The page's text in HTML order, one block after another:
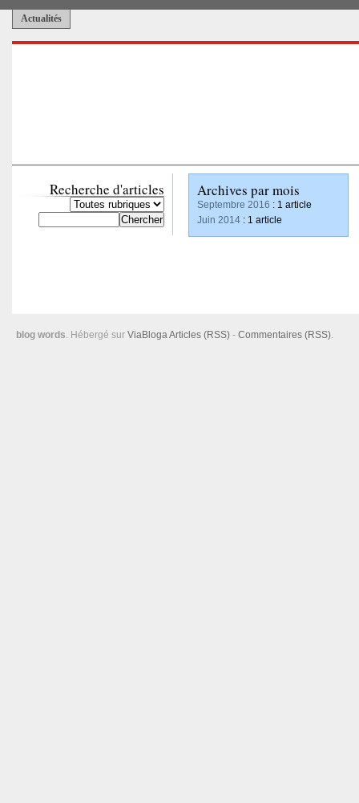
Actualités
Recherche d'articles Archives par mois
Septembre 2016 : 1 article
Juin 2014 : 1 article
blog words . Hébergé sur ViaBloga Articles (RSS) - Commentaires (RSS)